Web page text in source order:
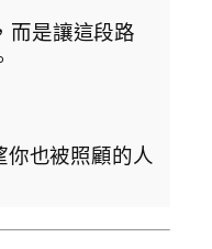
而是讓這段路
也被照顧的人